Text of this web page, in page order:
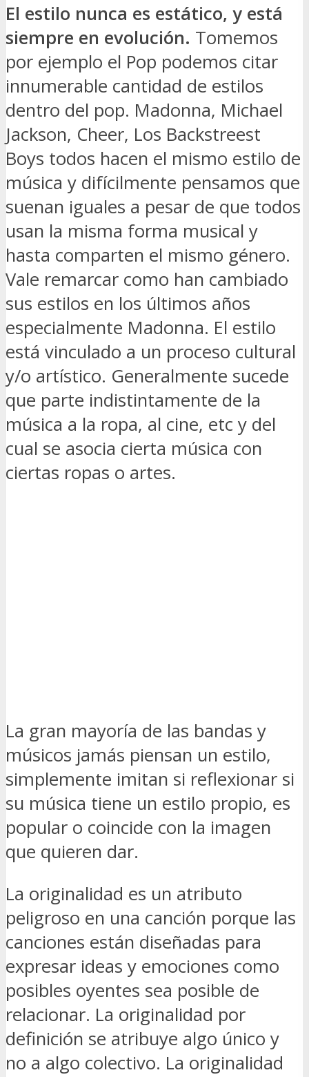
El estilo nunca es estático, y está
siempre en evolución. Tomemos
por ejemplo el Pop podemos citar
innumerable cantidad de estilos
dentro del pop. Madonna, Michael
Jackson, Cheer, Los Backstreest
Boys todos hacen el mismo estilo de
música y difícilmente pensamos que
suenan iguales a pesar de que todos
usan la misma forma musical y
hasta comparten el mismo género.
Vale remarcar como han cambiado
sus estilos en los últimos años
especialmente Madonna. El estilo
está vinculado a un proceso cultural
y/o artístico. Generalmente sucede
que parte indistintamente de la
música a la ropa, al cine, etc y del
cual se asocia cierta música con
ciertas ropas o artes.
La gran mayoría de las bandas y
músicos jamás piensan un estilo,
simplemente imitan si reflexionar si
su música tiene un estilo propio, es
popular o coincide con la imagen
que quieren dar.
La originalidad es un atributo
peligroso en una canción porque las
canciones están diseñadas para
expresar ideas y emociones como
posibles oyentes sea posible de
relacionar. La originalidad por
definición se atribuye algo único y
no a algo colectivo. La originalidad